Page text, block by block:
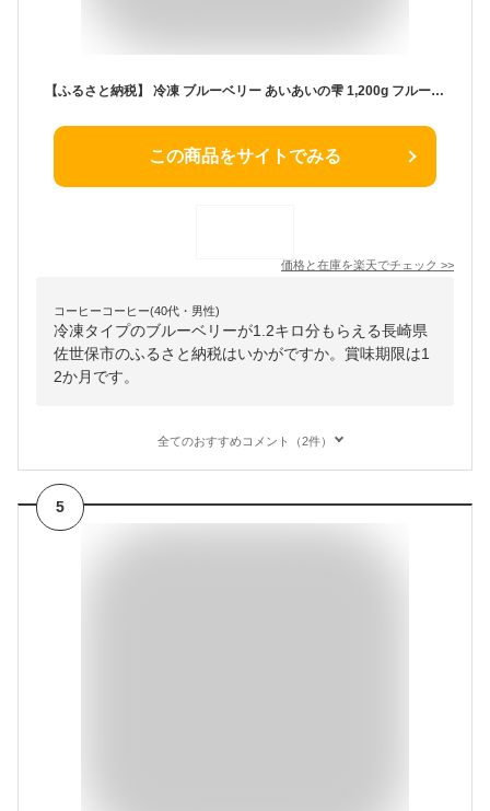
【ふるさと納税】 冷凍 ブルーベリー あいあいの雫 1,200g フルーツ ギフト 果物 人気 プレゼント 即日冷凍 18000円
この商品をサイトでみる
価格と在庫を楽天でチェック >>
コーヒーコーヒー(40代・男性)
冷凍タイプのブルーベリーが1.2キロ分もらえる長崎県
佐世保市のふるさと納税はいかがですか。賞味期限は1
2か月です。
全てのおすすめコメント（2件）
5